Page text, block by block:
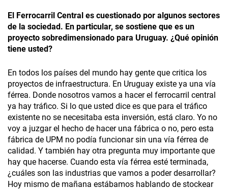
El Ferrocarril Central es cuestionado por algunos sectores
de la sociedad. En particular, se sostiene que es un
proyecto sobredimensionado para Uruguay. ¿Qué opinión
tiene usted?
En todos los países del mundo hay gente que critica los
proyectos de infraestructura. En Uruguay existe ya una vía
férrea. Donde nosotros vamos a hacer el ferrocarril central
ya hay tráfico. Si lo que usted dice es que para el tráfico
existente no se necesitaba esta inversión, está claro. Yo no
voy a juzgar el hecho de hacer una fábrica o no, pero esta
fábrica de UPM no podía funcionar sin una vía férrea de
calidad. Y también hay otra pregunta muy importante que
hay que hacerse. Cuando esta vía férrea esté terminada,
¿cuáles son las industrias que vamos a poder desarrollar?
Hoy mismo de mañana estábamos hablando de stockear